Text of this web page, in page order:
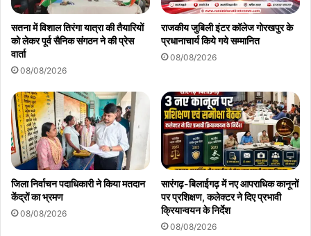
सतना में विशाल तिरंगा यात्रा की तैयारियों
को लेकर पूर्व सैनिक संगठन ने की प्रेस
वार्ता
08/08/2026
राजकीय जुबिली इंटर कॉलेज गोरखपुर के
प्रधानाचार्य किये गये सम्मानित
08/08/2026
जिला निर्वाचन पदाधिकारी ने किया मतदान
केंद्रों का भ्रमण
08/08/2026
सारंगढ़-बिलाईगढ़ में नए आपराधिक कानूनों
पर प्रशिक्षण, कलेक्टर ने दिए प्रभावी
क्रियान्वयन के निर्देश
08/08/2026